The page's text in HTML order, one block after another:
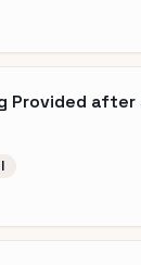
Provided